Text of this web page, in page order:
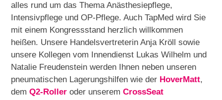
alles rund um das Thema Anästhesiepflege,
Intensivpflege und OP-Pflege. Auch TapMed wird Sie
mit einem Kongressstand herzlich willkommen
heißen. Unsere Handelsvertreterin Anja Kröll sowie
unsere Kollegen vom Innendienst Lukas Wilhelm und
Natalie Freudenstein werden Ihnen neben unseren
pneumatischen Lagerungshilfen wie der HoverMatt,
demQ2-Roller oder unseremCrossSeat